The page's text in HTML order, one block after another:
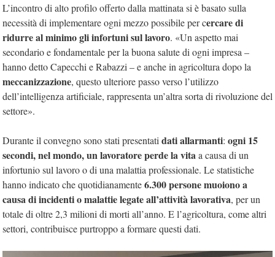
L’incontro di alto profilo offerto dalla mattinata si è basato sulla
necessità di implementare ogni mezzo possibile per cercare di
ridurre al minimo gli infortuni sul lavoro. «Un aspetto mai
secondario e fondamentale per la buona salute di ogni impresa –
hanno detto Capecchi e Rabazzi – e anche in agricoltura dopo la
meccanizzazione, questo ulteriore passo verso l’utilizzo
dell’intelligenza artificiale, rappresenta un’altra sorta di rivoluzione del
settore».
Durante il convegno sono stati presentati dati allarmanti: ogni 15
secondi, nel mondo, un lavoratore perde la vitaa causa di un
infortunio sul lavoro o di una malattia professionale. Le statistiche
hanno indicato che quotidianamente6.300 persone muoiono a
causa di incidenti o malattie legate all’attività lavorativa, per un
totale di oltre 2,3 milioni di morti all’anno. E l’agricoltura, come altri
settori, contribuisce purtroppo a formare questi dati.